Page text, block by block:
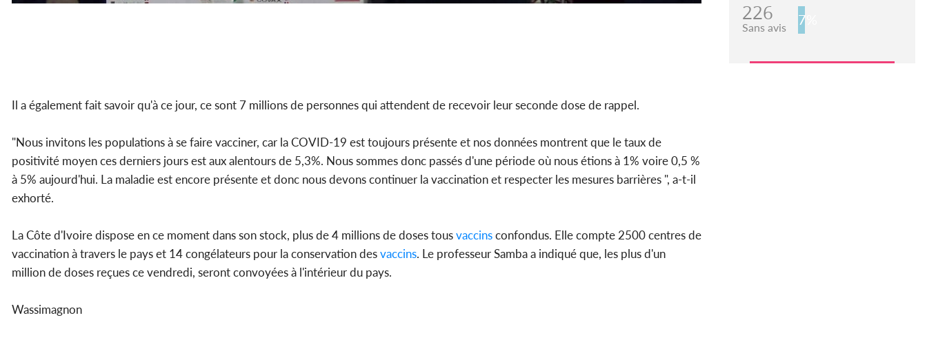
Il a également fait savoir qu'à ce jour, ce sont 7 millions de personnes qui attendent de recevoir leur seconde dose de rappel.
"Nous invitons les populations à se faire vacciner, car la COVID-19 est toujours présente et nos données montrent que le taux de
positivité moyen ces derniers jours est aux alentours de 5,3%. Nous sommes donc passés d'une période où nous étions à 1% voire 0,5 %
à 5% aujourd'hui. La maladie est encore présente et donc nous devons continuer la vaccination et respecter les mesures barrières ", a-t-il
exhorté.
La Côte d'Ivoire dispose en ce moment dans son stock, plus de 4 millions de doses tousvaccinsconfondus. Elle compte 2500 centres de
vaccination à travers le pays et 14 congélateurs pour la conservation desvaccins. Le professeur Samba a indiqué que, les plus d'un
million de doses reçues ce vendredi, seront convoyées à l'intérieur du pays.
Wassimagnon
226
Sans avis 7%